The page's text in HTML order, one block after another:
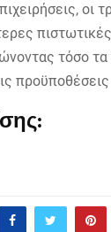
οι
πιστωτικές
τόσο